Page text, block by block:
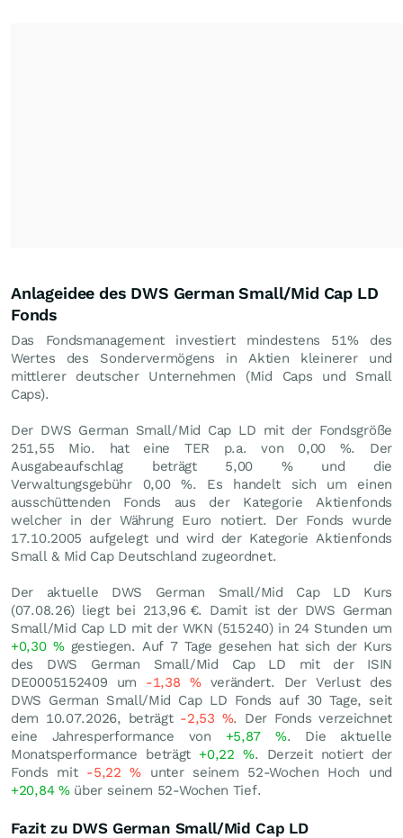
Anlageidee des DWS German Small/Mid Cap LD
Fonds
Das Fondsmanagement investiert mindestens 51% des
Wertes des Sondervermögens in Aktien kleinerer und
mittlerer deutscher Unternehmen (Mid Caps und Small
Caps).
Der DWS German Small/Mid Cap LD mit der Fondsgröße
251,55 Mio. hat eine TER p.a. von 0,00 %. Der
Ausgabeaufschlag beträgt 5,00 % und die
Verwaltungsgebühr 0,00 %. Es handelt sich um einen
ausschüttenden Fonds aus der Kategorie Aktienfonds
welcher in der Währung Euro notiert. Der Fonds wurde
17.10.2005 aufgelegt und wird der Kategorie Aktienfonds
Small & Mid Cap Deutschland zugeordnet.
Der aktuelle DWS German Small/Mid Cap LD Kurs
(07.08.26) liegt bei 213,96 €. Damit ist der DWS German
Small/Mid Cap LD mit der WKN (515240) in 24 Stunden um
+0,30 %gestiegen. Auf 7 Tage gesehen hat sich der Kurs
des DWS German Small/Mid Cap LD mit der ISIN
DE0005152409 um -1,38 %verändert. Der Verlust des
DWS German Small/Mid Cap LD Fonds auf 30 Tage, seit
dem 10.07.2026, beträgt -2,53 %. Der Fonds verzeichnet
eine Jahresperformance von +5,87%. Die aktuelle
Monatsperformance beträgt +0,22 %. Derzeit notiert der
Fonds mit -5,22% unter seinem 52-Wochen Hoch und
+20,84 %über seinem 52-Wochen Tief.
Fazit zu DWS German Small/Mid Cap LD